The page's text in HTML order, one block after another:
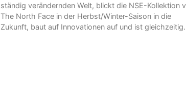
ständig verändernden Welt, blickt die NSE-Kollektion
The North Face in der Herbst/Winter-Saison in die
Zukunft, baut auf Innovationen auf und ist